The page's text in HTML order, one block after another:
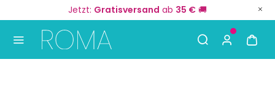
Jetzt: Gratisversand ab 35 € 🚚